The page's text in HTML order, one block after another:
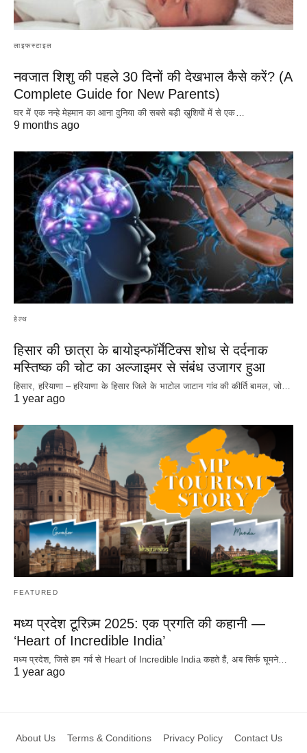
लाइफस्टाइल
नवजात शिशु की पहले 30 दिनों की देखभाल कैसे करें? (A
Complete Guide for New Parents)
घर में एक नन्हे मेहमान का आना दुनिया की सबसे बड़ी खुशियों में से एक…
9 months ago
हेल्थ
हिसार की छात्रा के बायोइन्फॉर्मेटिक्स शोध से दर्दनाक
मस्तिष्क की चोट का अल्जाइमर से संबंध उजागर हुआ
हिसार, हरियाणा – हरियाणा के हिसार जिले के भाटोल जाटान गांव की कीर्ति बामल, जो…
1 year ago
FEATURED
मध्य प्रदेश टूरिज़्म 2025: एक प्रगति की कहानी —
‘Heart of Incredible India’
मध्य प्रदेश, जिसे हम गर्व से Heart of Incredible India कहते हैं, अब सिर्फ घूमने…
1 year ago
About Us Terms & Conditions Privacy Policy Contact Us